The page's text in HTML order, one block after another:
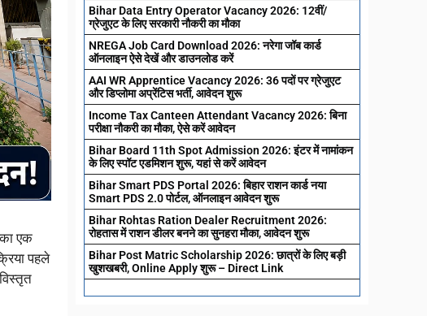
का एक
पहले
Bihar Data Entry Operator Vacancy 2026: 12वीं/
ग्रेजुएट के लिए सरकारी नौकरी का मौका
NREGA Job Card Download 2026: नरेगा जॉब कार्ड
ऑनलाइन ऐसे देखें और डाउनलोड करें
AAI WR Apprentice Vacancy 2026: 36 पदों पर ग्रेजुएट
और डिप्लोमा अप्रेंटिस भर्ती, आवेदन शुरू
Income Tax Canteen Attendant Vacancy 2026: बिना
परीक्षा नौकरी का मौका, ऐसे करें आवेदन
Bihar Board 11th Spot Admission 2026: इंटर में नामांकन
के लिए स्पॉट एडमिशन शुरू, यहां से करें आवेदन
Bihar Smart PDS Portal 2026: बिहार राशन कार्ड नया
Smart PDS 2.0 पोर्टल, ऑनलाइन आवेदन शुरू
Bihar Rohtas Ration Dealer Recruitment 2026:
रोहतास में राशन डीलर बनने का सुनहरा मौका, आवेदन शुरू
Bihar Post Matric Scholarship 2026: छात्रों के लिए बड़ी
खुशखबरी, Online Apply शुरू – Direct Link